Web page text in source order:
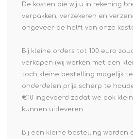
De kosten die wij u in rekening
verpakken, verzekeren en
ongeveer de helft van onze
Bij kleine orders tot 100 euro
verkopen (wij werken met een
toch kleine bestelling mogelijk
onderdelen prijs scherp te
€10 ingevoerd zodat we ook
kunnen uitleveren.
Bij een kleine bestelling worden